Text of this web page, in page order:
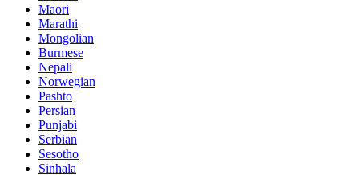
Maori
Marathi
Mongolian
Burmese
Nepali
Norwegian
Pashto
Persian
Punjabi
Serbian
Sesotho
Sinhala